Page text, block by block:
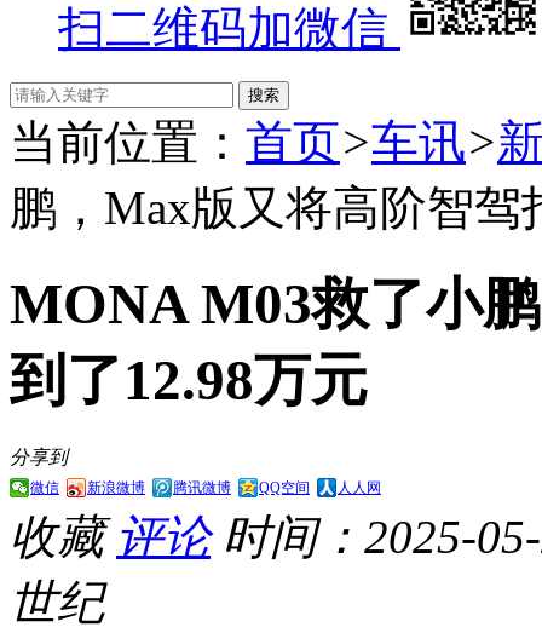
扫二维码加微信
当前位置： 首页>车讯>
鹏，Max版又将高阶智驾
MONA M03救了小
到了12.98万元
分享到
微信 新浪微博 腾讯微博 QQ空间 人人网
收藏 评论 时间：2025-
世纪